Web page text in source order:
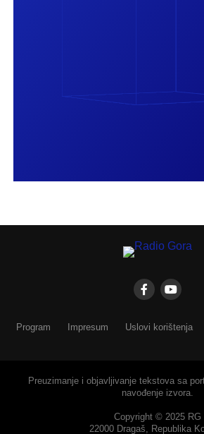
Program Impresum Uslovi korištenja
Preuzimanje i objavljivanje tekstova sa
navođenje izvora.
Copyright © 2025 RG
22000 Dragaš, Republika